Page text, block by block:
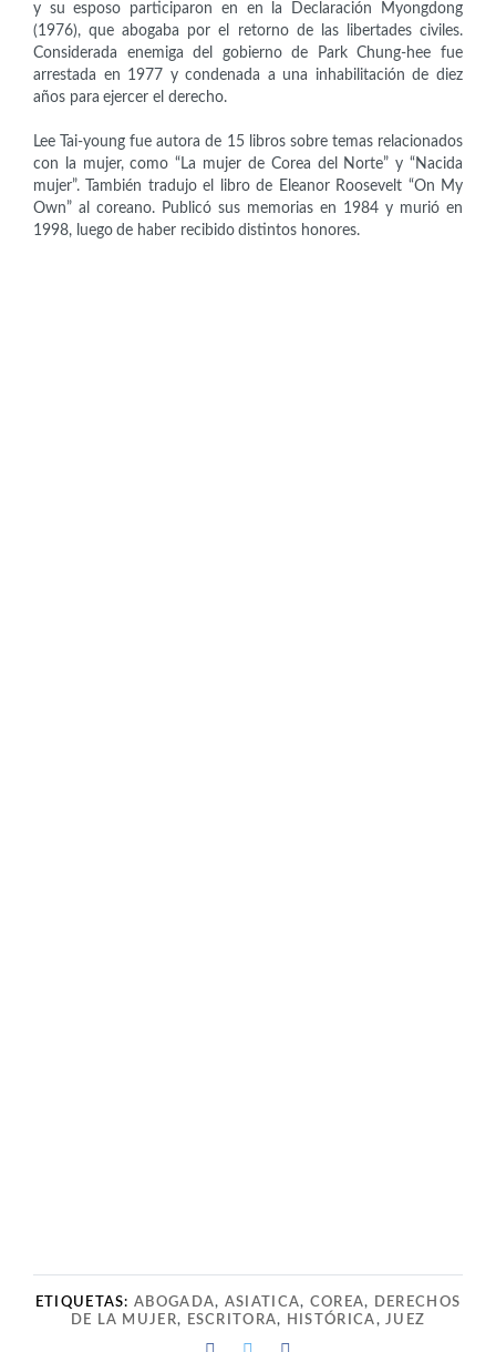
y su esposo participaron en en la Declaración Myongdong
(1976), que abogaba por el retorno de las libertades civiles.
Considerada enemiga del gobierno de Park Chung-hee fue
arrestada en 1977 y condenada a una inhabilitación de diez
años para ejercer el derecho.
Lee Tai-young fue autora de 15 libros sobre temas relacionados
con la mujer, como “La mujer de Corea del Norte” y “Nacida
mujer”. También tradujo el libro de Eleanor Roosevelt “On My
Own” al coreano. Publicó sus memorias en 1984 y murió en
1998, luego de haber recibido distintos honores.
ETIQUETAS:ABOGADA, ASIATICA, COREA,
DERECHOS
DE LA MUJER, ESCRITORA, HISTÓRICA,JUEZ